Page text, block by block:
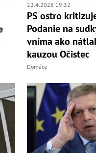
22.4.2026 19:32
PS ostro
Podanie na
vníma ako
kauzou Očistec
Domáce